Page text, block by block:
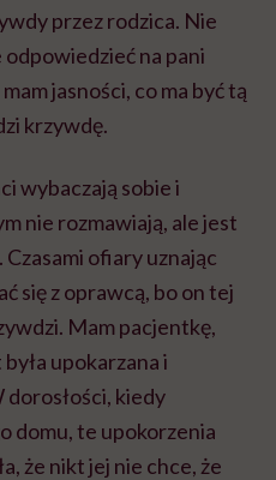
przez rodzica. Nie
na pani
jasności, co ma być tą
krzywdę.
wybaczają sobie i
nie rozmawiają, ale jest
ofiary uznając
się z oprawcą, bo on tej
Mam pacjentkę,
upokarzana i
dorosłości, kiedy
domu, te upokorzenia
że nikt jej nie chce, że